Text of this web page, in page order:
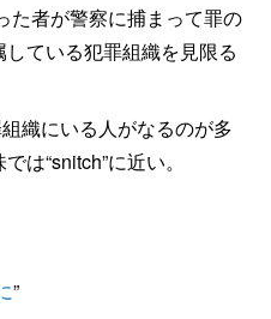
た者が警察に捕まって罪の
ている犯罪組織を見限る
織にいる人がなるのが多
は“snitch”に近い。
”